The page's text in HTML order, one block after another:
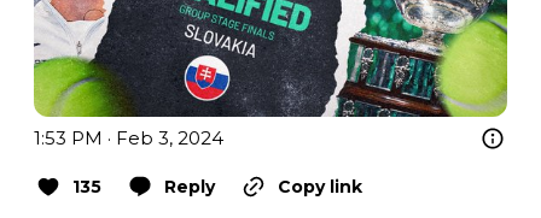
1:53 PM · Feb 3, 2024
135 Reply
Copy link